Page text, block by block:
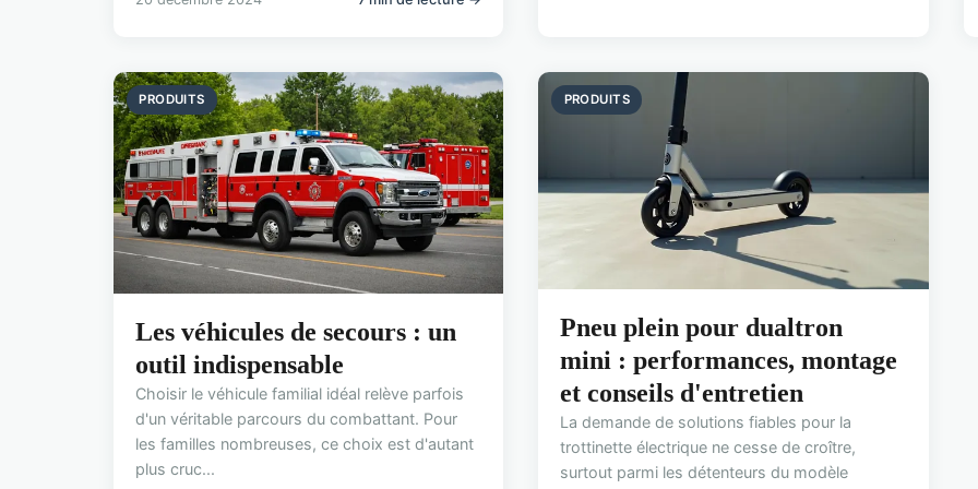
PRODUITS
Les véhicules de secours : un
outil indispensable
Choisir le véhicule familial idéal relève parfois
d'un véritable parcours du combattant. Pour
les familles nombreuses, ce choix est d'autant
plus cruc...
PRODUITS
Pneu plein pour dualtron
mini : performances, montage
et conseils d'entretien
La demande de solutions fiables pour la
trottinette électrique ne cesse de croître,
surtout parmi les détenteurs du modèle